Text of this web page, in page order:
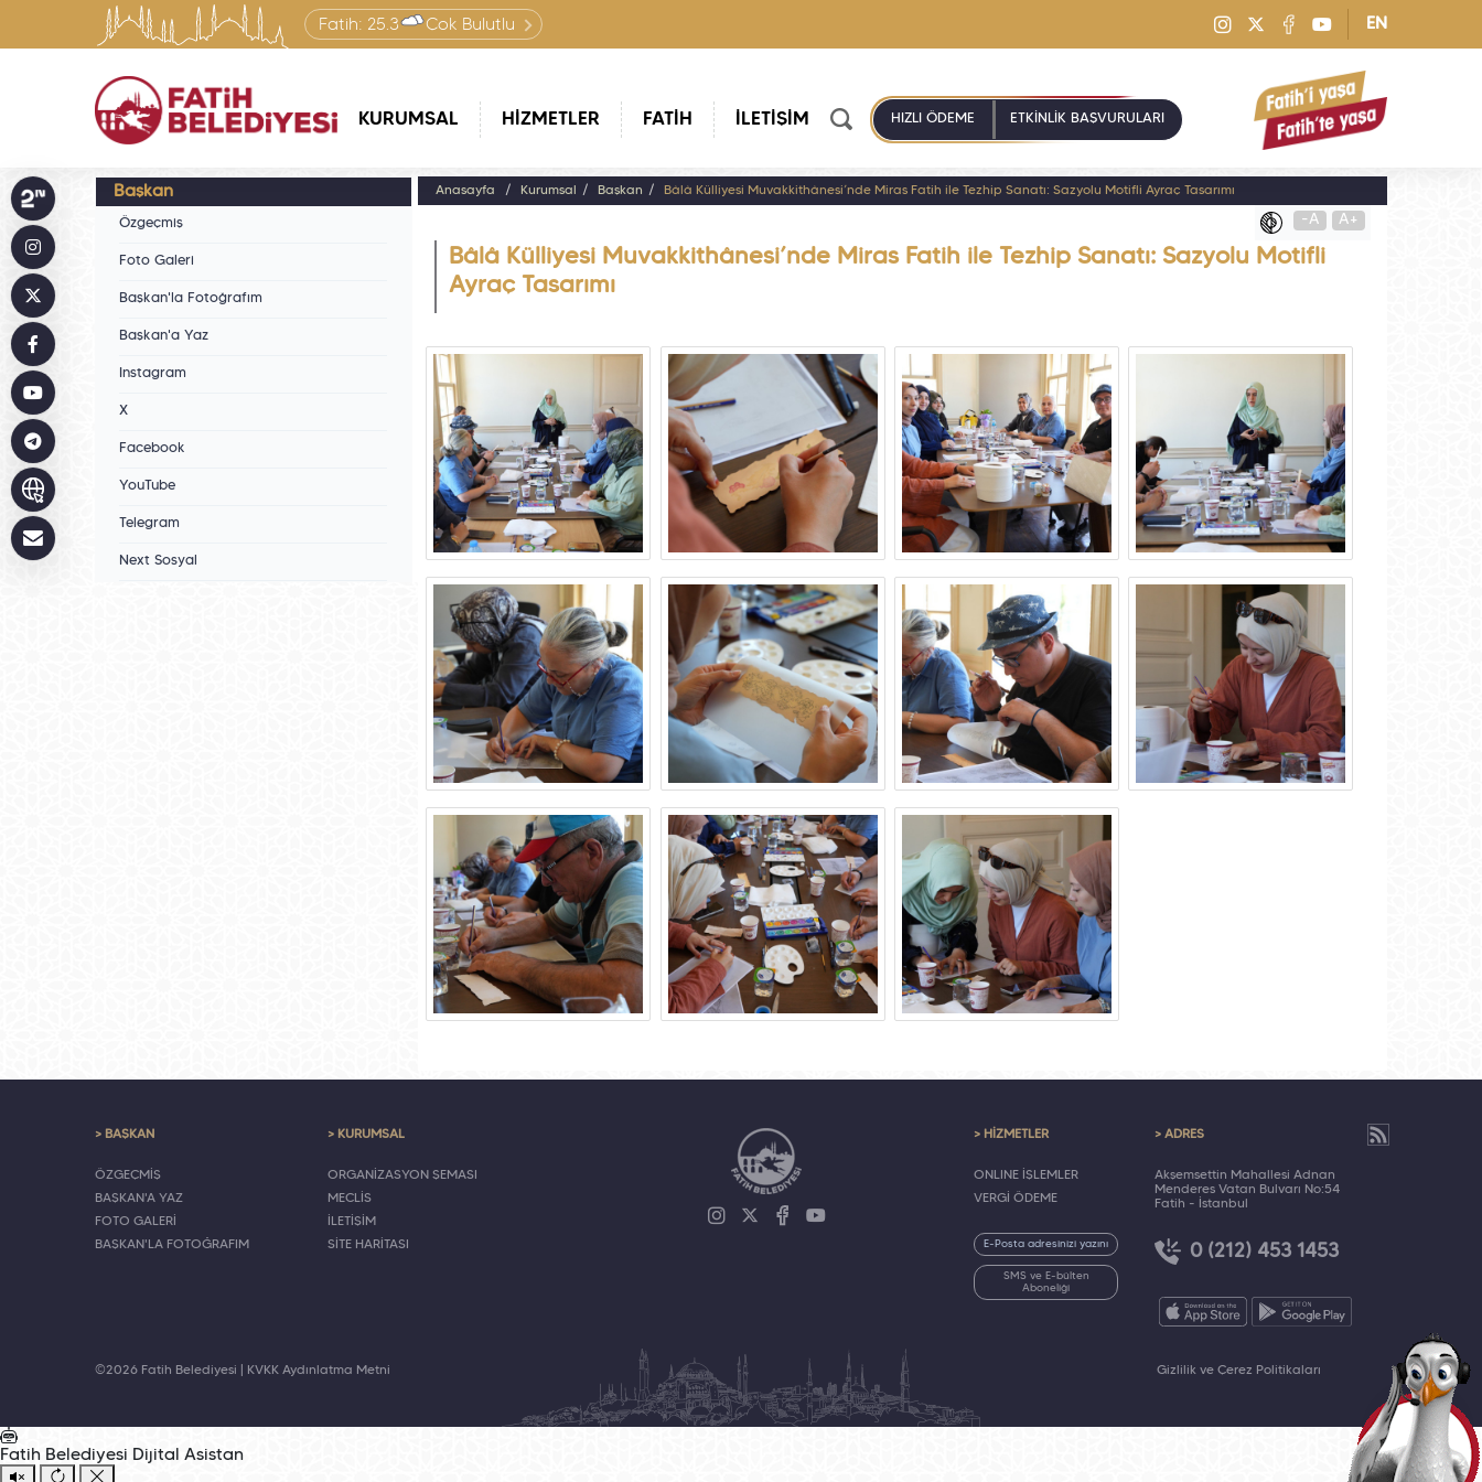
Fatih: 25.3 Çok Bulutlu EN
KURUMSAL HİZMETLER FATİH İLETİŞİM HIZLI ÖDEME ETKİNLİK BAŞVURULARI
Başkan
Özgeçmiş
Foto Galeri
Başkan'la Fotoğrafım
Başkan'a Yaz
Instagram
X
Facebook
YouTube
Telegram
Next Sosyal
Anasayfa Kurumsal Başkan Bâlâ Külliyesi Muvakkithânesi’nde Miras Fatih ile Tezhip Sanatı: Sazyolu Motifli Ayraç Tasarımı
-A A+
Bâlâ Külliyesi Muvakkithânesi’nde Miras Fatih ile Tezhip Sanatı: Sazyolu Motifli
Ayraç Tasarımı
> BAŞKAN
ÖZGEÇMİŞ
BAŞKAN'A YAZ
FOTO GALERİ
BAŞKAN'LA FOTOĞRAFIM
> KURUMSAL
ORGANİZASYON ŞEMASI
MECLİS
İLETİŞİM
SİTE HARİTASI
> HİZMETLER
ONLINE İŞLEMLER
VERGİ ÖDEME
SMS ve E-bülten
Aboneliği
> ADRES
Akşemsettin Mahallesi Adnan
Menderes Vatan Bulvarı No:54
Fatih - İstanbul
0 (212) 453 1453
©2026 Fatih Belediyesi | KVKK Aydınlatma Metni Gizlilik ve Çerez Politikaları
Fatih Belediyesi Dijital Asistan